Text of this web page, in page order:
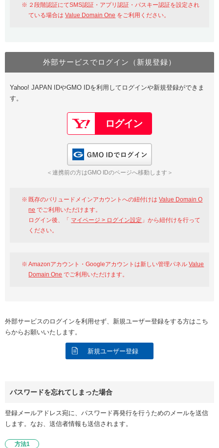
おすすめ One レンタルサーバーを含む最新の機能を使う方
Value Domain Oneにログイン
Google
GMO ID Amazon
※AmazonはValue Domain Oneのログイン画面へ遷移します
Value Domain Oneアカウント作成
以下でも登録可能
Google Yahoo!
GMO ID
２段階認証にてSMS認証・アプリ認証・パスキー認証を設定され
ている場合はValue Domain One をご利用ください。
外部サービスでログイン（新規登録）
Yahoo! JAPAN IDやGMO IDを利用してログインや新規登録ができま
す。
＜連携前の方はGMO IDのページへ移動します＞
既存のバリュードメインアカウントへの紐付けはValue Domain O
ne でご利用いただけます。
ログイン後、「 マイページ > ログイン設定 」から紐付けを行って
ください。
Amazonアカウント・Googleアカウントは新しい管理パネルValue
Domain One でご利用いただけます。
外部サービスのログインを利用せず、新規ユーザー登録をする方はこち
らからお願いいたします。
新規ユーザー登録
パスワードを忘れてしまった場合
登録メールアドレス宛に、パスワード再発行を行うためのメールを送信
します。なお、送信者情報も送信されます。
方法1